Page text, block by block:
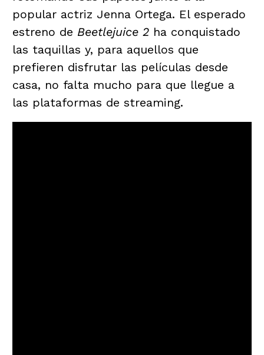
popular actriz Jenna Ortega. El esperado
estreno de Beetlejuice 2 ha conquistado
las taquillas y, para aquellos que
prefieren disfrutar las películas desde
casa, no falta mucho para que llegue a
las plataformas de streaming.